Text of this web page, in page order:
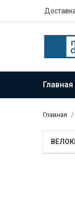
Главная
Главная